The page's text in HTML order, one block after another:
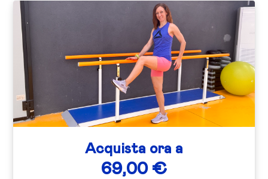
Acquista ora a
69,00 €